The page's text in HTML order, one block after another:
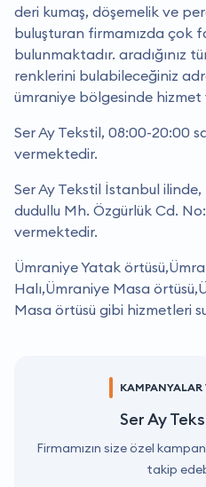
deri kumaş, döşemelik ve
buluşturan firmamızda çok
bulunmaktadır. aradığınız
renklerini bulabileceğiniz
ümraniye bölgesinde hizmet
Ser Ay Tekstil, 08:00-20:00
vermektedir.
Ser Ay Tekstil İstanbul ilinde,
dudullu Mh. Özgürlük Cd.
vermektedir.
Ümraniye Yatak
Halı,Ümraniye Masa
Masa örtüsü gibi hizmetleri
KAMPANYALAR
Ser Ay
Firmamızın size özel
takip